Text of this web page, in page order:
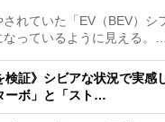
れていた「EV（BEV）シ
っているように見える。…
検証》シビアな状況で実感
ボ」と「スト…